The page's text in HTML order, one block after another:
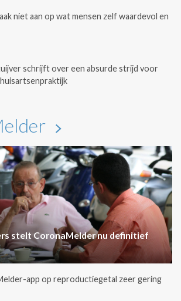
niet aan op wat mensen zelf waardevol en
schrijft over een absurde strijd voor
stelt CoronaMelder nu definitief
app op reproductiegetal zeer gering